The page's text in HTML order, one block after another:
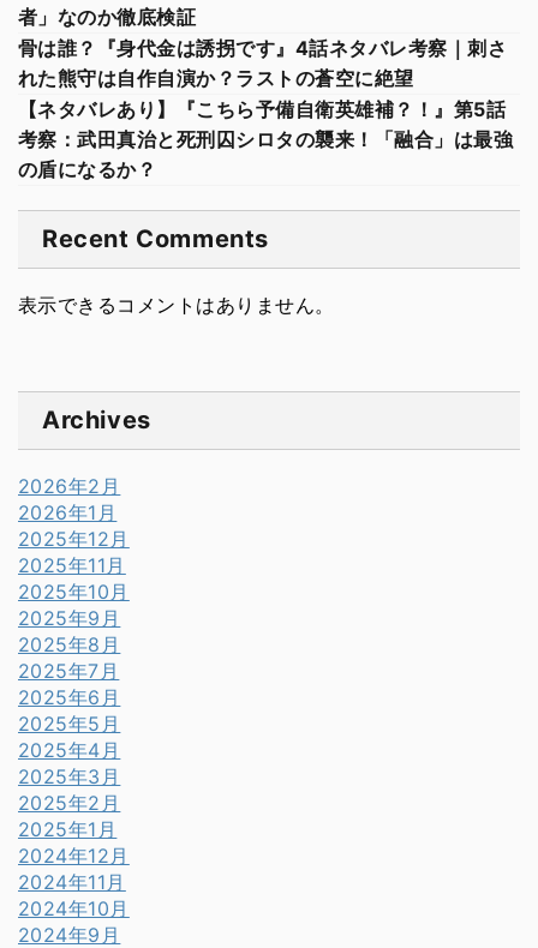
者」なのか徹底検証
骨は誰？『身代金は誘拐です』4話ネタバレ考察｜刺さ
れた熊守は自作自演か？ラストの蒼空に絶望
【ネタバレあり】『こちら予備自衛英雄補？！』第5話
考察：武田真治と死刑囚シロタの襲来！「融合」は最強
の盾になるか？
Recent Comments
表示できるコメントはありません。
Archives
2026年2月
2026年1月
2025年12月
2025年11月
2025年10月
2025年9月
2025年8月
2025年7月
2025年6月
2025年5月
2025年4月
2025年3月
2025年2月
2025年1月
2024年12月
2024年11月
2024年10月
2024年9月